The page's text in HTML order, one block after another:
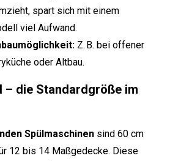
spart sich mit einem
viel Aufwand.
Z. B. bei offener
oder Altbau.
– die Standardgröße im
Spülmaschinen sind 60 cm
12 bis 14 Maßgedecke. Diese